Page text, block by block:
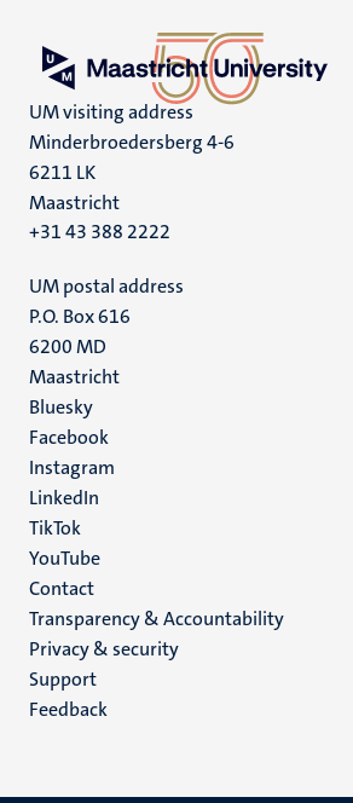
UM visiting address
Minderbroedersberg 4-6
6211 LK
Maastricht
+31 43 388 2222
UM postal address
P.O. Box 616
6200 MD
Maastricht
Social
media
Bluesky
Facebook
Instagram
LinkedIn
TikTok
YouTube
Menu
footer
(EN)
Contact
Transparency & Accountability
Privacy & security
Support
Feedback